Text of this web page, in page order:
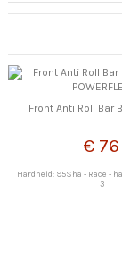
Front Anti Roll Bar
€ 76
Hardheid: 95Sha - Race -
3